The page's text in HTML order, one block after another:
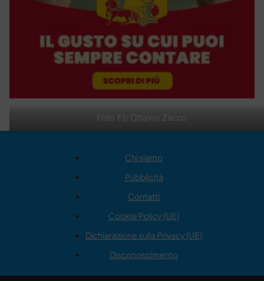
Foto Fb Ottavio Zacco
Chi siamo
Pubblicità
Contatti
Cookie Policy (UE)
Dichiarazione sulla Privacy (UE)
Disconoscimento